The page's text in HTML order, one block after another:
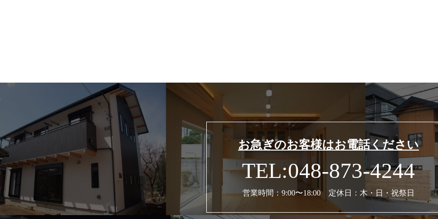
お急ぎのお客様はお電話ください
TEL:048-873-4244
営業時間：9:00〜18:00 定休日：木・日・祝祭日